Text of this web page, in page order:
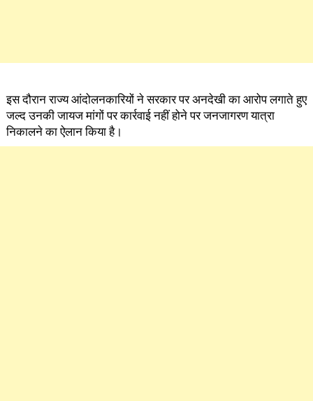
इस दौरान राज्य आंदोलनकारियों ने सरकार पर अनदेखी का आरोप लगाते हुए
जल्द उनकी जायज मांगों पर कार्रवाई नहीं होने पर जनजागरण यात्रा
निकालने का ऐलान किया है।